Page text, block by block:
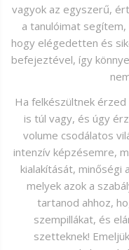
vagyok az egyszerű,
a tanulóimat
hogy elégedetten és
befejeztével, így
Ha felkészültnek
is túl vagy, és úgy
volume csodálatos
intenzív képzésemre,
kialakítását, minőségi
melyek azok a
tartanod ahhoz,
szempillákat, és
szetteknek!